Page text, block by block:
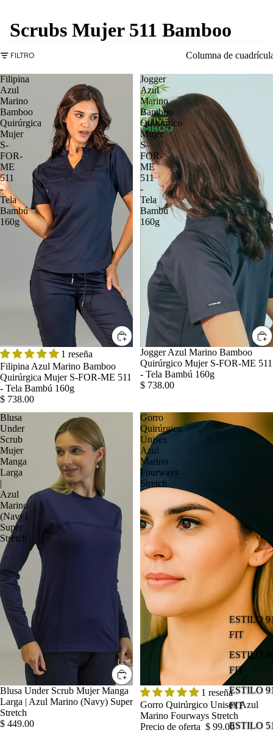
ESTILO
FIT
ESTILO
FIT
ESTILO
FIT
ESTILO
Scrubs Mujer 511 Bamboo
FILTRO Columna de
Filipina
Azul
Marino
Bamboo
Quirúrgica
Mujer
S-
FOR-
ME
511
-
Tela
Bambú
160g
1 reseña
Filipina Azul Marino Bamboo
Quirúrgica Mujer S-FOR-ME 511
- Tela Bambú 160g
$ 738.00
Jogger
Azul
Marino
Bamboo
Quirúrgico
Mujer
S-
FOR-
ME
511
-
Tela
Bambú
160g
Jogger Azul Marino Bamboo
Quirúrgico Mujer S-FOR-ME 511
- Tela Bambú 160g
$ 738.00
Blusa
Under
Scrub
Mujer
Manga
Larga
|
Azul
Marino
(Navy)
Super
Stretch
Blusa Under Scrub Mujer Manga
Larga | Azul Marino (Navy) Super
Stretch
$ 449.00
Gorro
Quirúrgico
Unisex
Azul
Marino
Fourways
Stretch
OFERTA
1 reseña
Gorro Quirúrgico Unisex Azul
Marino Fourways Stretch
Precio de oferta $ 99.00